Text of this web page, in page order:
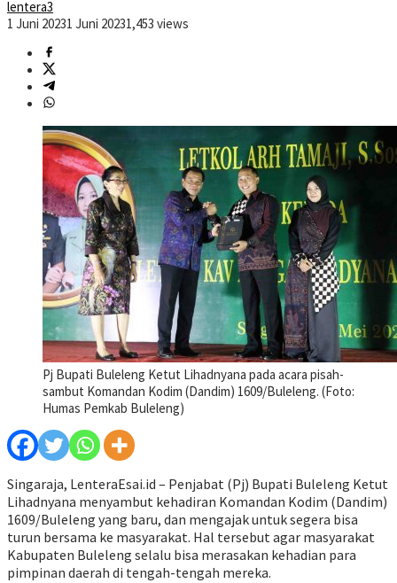
lentera3
1 Juni 20231 Juni 20231,453 views
Pj Bupati Buleleng Ketut Lihadnyana pada acara pisah-
sambut Komandan Kodim (Dandim) 1609/Buleleng. (Foto:
Humas Pemkab Buleleng)
Singaraja, LenteraEsai.id – Penjabat (Pj) Bupati Buleleng Ketut
Lihadnyana menyambut kehadiran Komandan Kodim (Dandim)
1609/Buleleng yang baru, dan mengajak untuk segera bisa
turun bersama ke masyarakat. Hal tersebut agar masyarakat
Kabupaten Buleleng selalu bisa merasakan kehadian para
pimpinan daerah di tengah-tengah mereka.